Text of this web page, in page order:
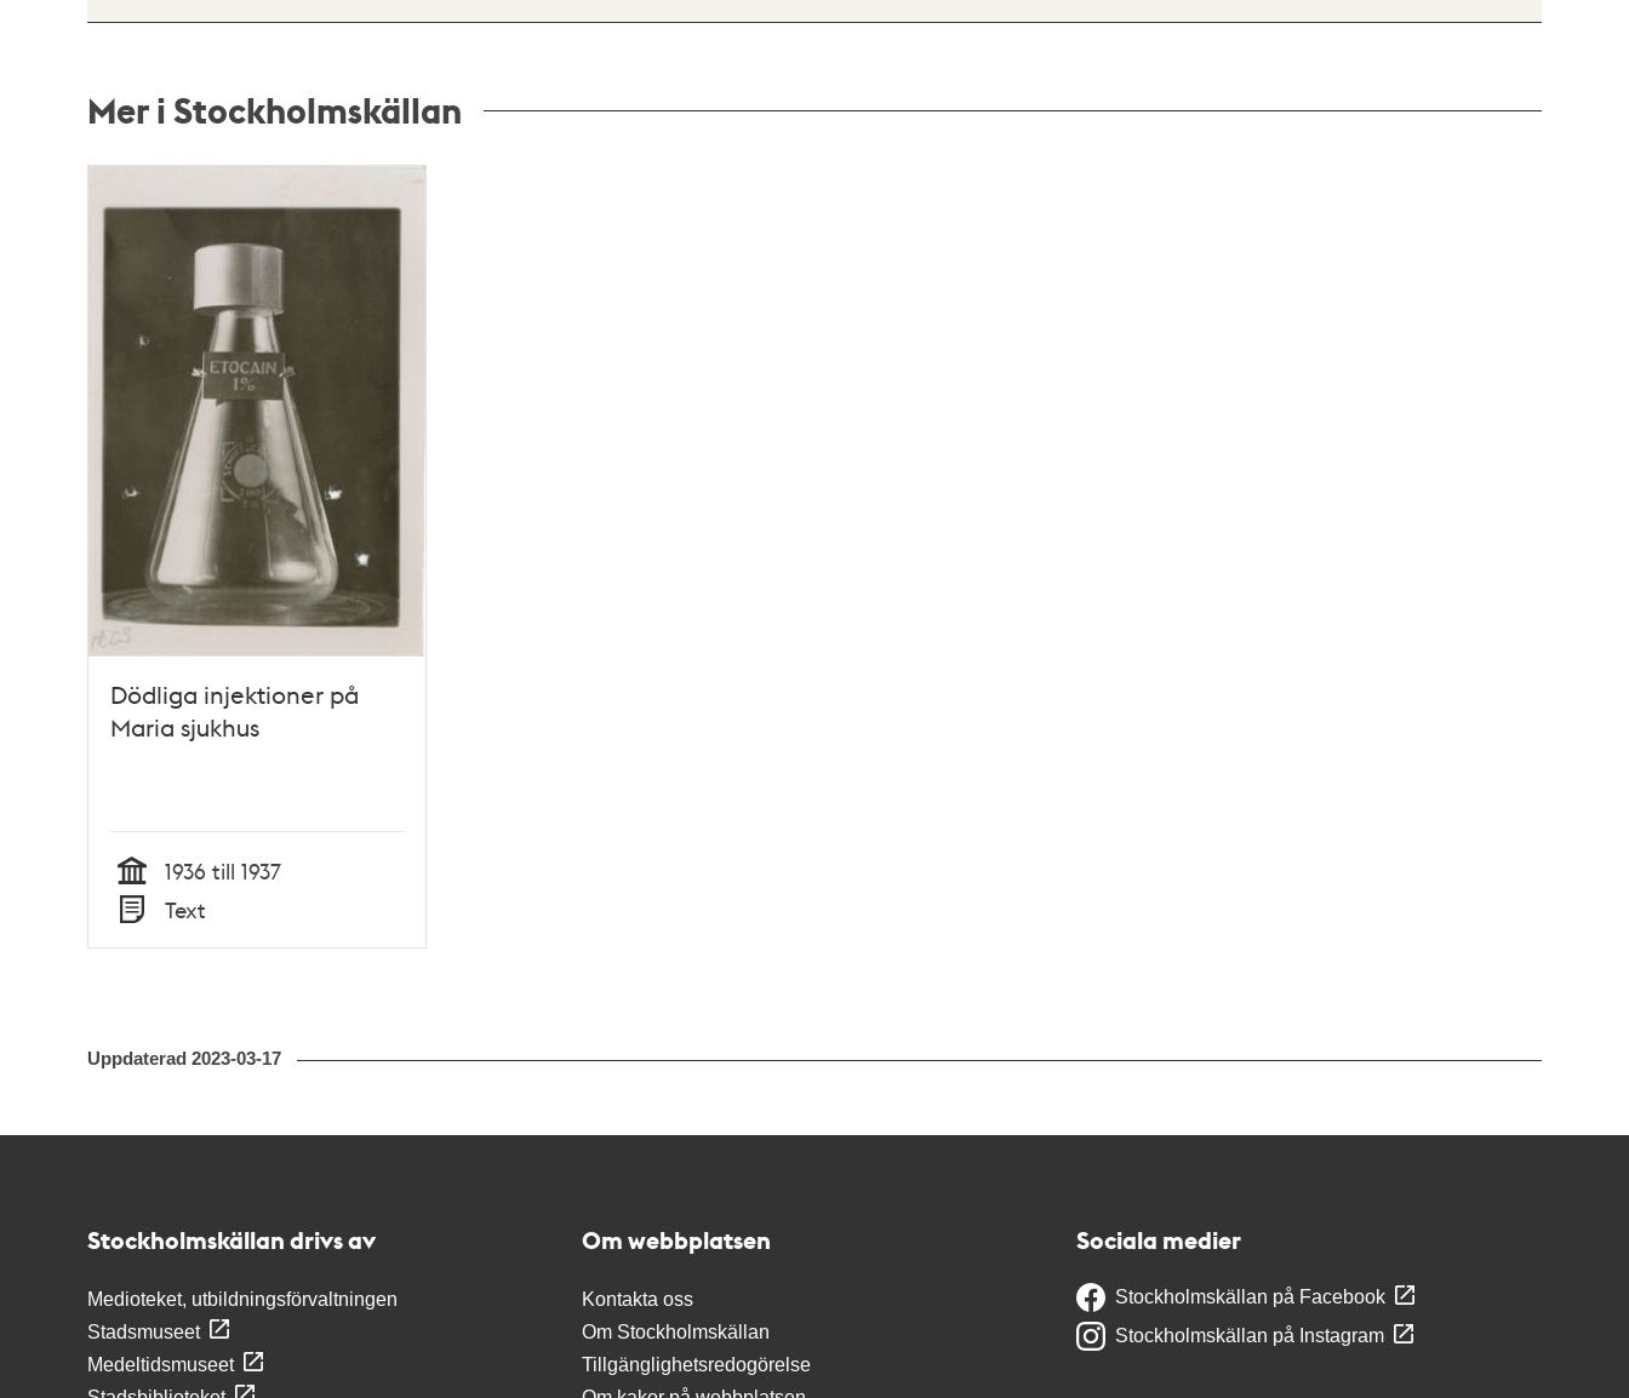
Mer i Stockholmskällan
poster
Dödliga injektioner på
Maria sjukhus
Tid
1936 till 1937
Typ
Text
Uppdaterad 2023-03-17
Stockholmskällan drivs av
Medioteket, utbildningsförvaltningen
Stadsmuseet
Medeltidsmuseet
Om webbplatsen
Kontakta oss
Om Stockholmskällan
Tillgänglighetsredogörelse
Sociala medier
Stockholmskällan på Facebook
Stockholmskällan på Instagram